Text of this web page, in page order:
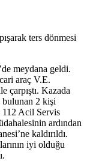
ters dönmesi
meydana geldi.
araç V.E.
çarpıştı. Kazada
bulunan 2 kişi
112 Acil Servis
ardından
kaldırıldı.
iyi olduğu